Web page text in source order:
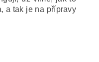
a tak je na přípravy